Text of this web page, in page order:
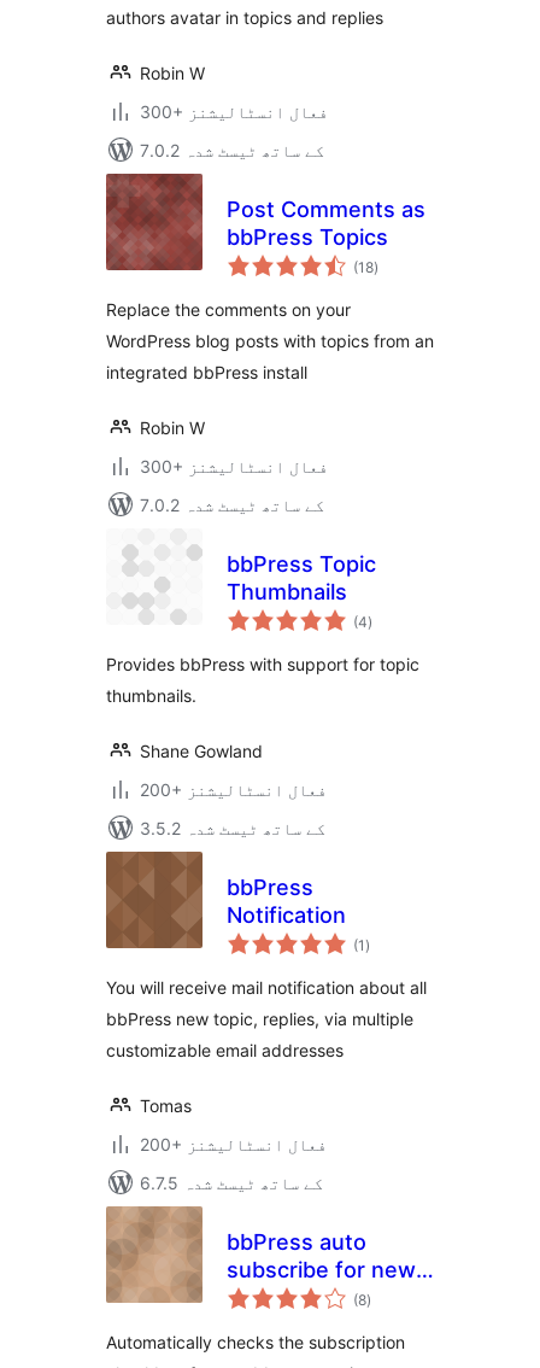
authors avatar in topics and replies
Robin W
300+ فعال انسٹالیشنز
7.0.2 کے ساتھ ٹیسٹ شدہ
Post Comments as
bbPress Topics
(18مجموعی
درجہ
)
Replace the comments on your
WordPress blog posts with topics from an
integrated bbPress install
Robin W
300+ فعال انسٹالیشنز
7.0.2 کے ساتھ ٹیسٹ شدہ
bbPress Topic
Thumbnails
(4مجموعی
درجہ
)
Provides bbPress with support for topic
thumbnails.
Shane Gowland
200+ فعال انسٹالیشنز
3.5.2 کے ساتھ ٹیسٹ شدہ
bbPress
Notification
(1 مجموعی
درجہ
)
You will receive mail notification about all
bbPress new topic, replies, via multiple
customizable email addresses
Tomas
200+ فعال انسٹالیشنز
6.7.5 کے ساتھ ٹیسٹ شدہ
bbPress auto
subscribe for new
topics and replies
(8مجموعی
درجہ
)
Automatically checks the subscription